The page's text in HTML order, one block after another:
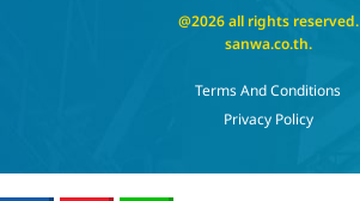
@2026 all rights reserved.
sanwa.co.th.
Terms And Conditions
Privacy Policy